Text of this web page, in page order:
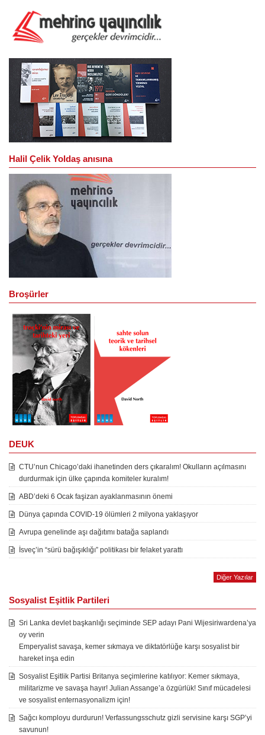
Halil Çelik Yoldaş anısına
Broşürler
DEUK
CTU’nun Chicago’daki ihanetinden ders çıkaralım! Okulların açılmasını
durdurmak için ülke çapında komiteler kuralım!
ABD’deki 6 Ocak faşizan ayaklanmasının önemi
Dünya çapında COVID-19 ölümleri 2 milyona yaklaşıyor
Avrupa genelinde aşı dağıtımı batağa saplandı
İsveç’in “sürü bağışıklığı” politikası bir felaket yarattı
Diğer Yazılar
Sosyalist Eşitlik Partileri
Sri Lanka devlet başkanlığı seçiminde SEP adayı Pani Wijesiriwardena’ya
oy verin
Emperyalist savaşa, kemer sıkmaya ve diktatörlüğe karşı sosyalist bir
hareket inşa edin
Sosyalist Eşitlik Partisi Britanya seçimlerine katılıyor: Kemer sıkmaya,
militarizme ve savaşa hayır! Julian Assange’a özgürlük! Sınıf mücadelesi
ve sosyalist enternasyonalizm için!
Sağcı komployu durdurun! Verfassungsschutz gizli servisine karşı SGP’yi
savunun!